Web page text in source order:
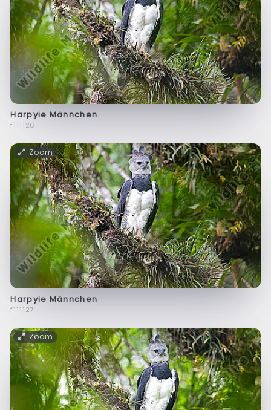
Harpyie Männchen
f111126
Zoom
Harpyie Männchen
f111127
Zoom